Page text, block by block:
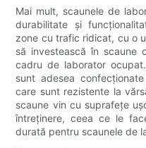
Mai mult, scaunele de
durabilitate și
zone cu trafic ridicat, cu o
să investească în scaune
cadru de laborator
sunt adesea
care sunt rezistente la
scaune vin cu suprafețe
întreținere, ceea ce le
durată pentru scaunele de